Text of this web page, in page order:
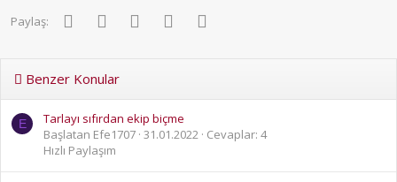
Paylaş: FacebookTwitter PinterestWhatsApp
Benzer Konular
E
Tarlayı sıfırdan ekip biçme
Başlatan Efe1707 31.01.2022 Cevaplar: 4
Hızlı Paylaşım